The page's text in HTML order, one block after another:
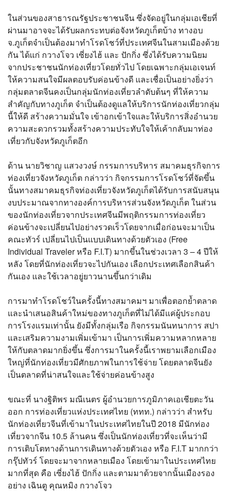
ในส่วนของสาธารณรัฐประชาชนจีน ซึ่งจัดอยู่ในกลุ่มเอเชียที่
ผ่านมาอาจจะได้รับผลกระทบต่อจังหวัดภูเก็ตบ้าง ทางอบ
จ.ภูเก็ตจำเป็นต้องมาทำโรดโชว์ที่ประเทศจีนในสามเมืองด้วย
กัน ได้แก่ กวางโจว เซี่ยงไฮ้ และ ปักกิ่ง ซึ่งได้รับความนิยม
จากประชาชนนักท่องเที่ยวโดยทั่วไป โดยเฉพาะกลุ่มเอเจนท์
ให้ความสนใจมีผลตอบรับค่อนข้างดี และเชื่อเป็นอย่างยิ่งว่า
กลุ่มตลาดจีนคงเป็นกลุ่มนักท่องเที่ยวลำดับต้นๆ ที่ให้ความ
สำคัญกับทางภูเก็ต จำเป็นต้องดูแลให้บริการนักท่องเที่ยวกลุ่ม
นี้ให้ดี สร้างความมั่นใจ เข้าอกเข้าใจและให้บริการสิ่งอำนวย
ความสะดวกรวมทั้งสร้างความประทับใจให้เค้ากลับมาท่อง
เที่ยวกับจังหวัดภูเก็ตอีก
ด้าน นายวิชาญ แสวงวงษ์ กรรมการบริหาร สมาคมธุรกิจการ
ท่องเที่ยวจังหวัดภูเก็ต กล่าวว่า กิจกรรมการโรดโชว์ที่จัดขึ้น
นั้นทางสมาคมธุรกิจท่องเที่ยวจังหวัดภูเก็ตได้รับการสนับสนุน
งบประมาณจากทางองค์การบริหารส่วนจังหวัดภูเก็ต ในส่วน
ของนักท่องเที่ยวจากประเทศจีนมีพฤติกรรมการท่องเที่ยว
ค่อนข้างจะเปลี่ยนไปอย่างรวดเร็วโดยจากเมื่อก่อนจะมาเป็น
คณะทัวร์ เปลี่ยนไปเป็นแบบเดินทางด้วยตัวเอง (Free
Individual Traveler หรือ F.I.T) มากขึ้นในช่วงเวลา 3 – 4 ปีให้
หลัง โดยที่นักท่องเที่ยวจะไปกันเอง เลือกประเทศเลือกสินค้า
กันเอง และใช้เวลาอยู่ยาวนานขึ้นกว่าเดิม
การมาทำโรดโชว์ในครั้งนี้ทางสมาคมฯ มาเพื่อตอกย้ำตลาด
และนำเสนอสินค้าใหม่ของทางภูเก็ตที่ไม่ได้มีแค่ผู้ประกอบ
การโรงแรมเท่านั้น ยังมีทั้งกลุ่มเรือ กิจกรรมนันทนาการ สปา
และเสริมความงามเพิ่มเข้ามา เป็นการเพิ่มความหลากหลาย
ให้กับตลาดมากยิ่งขึ้น ซึ่งการมาในครั้งนี้เราพยามเลือกเมือง
ใหญ่ที่นักท่องเที่ยวมีศักยภาพในการใช้จ่าย โดยตลาดจีนยัง
เป็นตลาดที่น่าสนใจและใช้จ่ายค่อนข้างสูง
ขณะที่ นางฐิติพร มณีเนตร ผู้อำนวยการภูมิภาคเอเชียตะวัน
ออก การท่องเที่ยวแห่งประเทศไทย (ททท.) กล่าวว่า สำหรับ
นักท่องเที่ยวจีนที่เข้ามาในประเทศไทยในปี 2018 มีนักท่อง
เที่ยวจากจีน 10.5 ล้านคน ซึ่งเป็นนักท่องเที่ยวที่จะเห็นว่ามี
การเติบโตทางด้านการเดินทางด้วยตัวเอง หรือ F.I.T มากกว่า
กรุ๊ปทัวร์ โดยจะมาจากหลายเมือง โดยเข้ามาในประเทศไทย
มากที่สุด คือ เซี่ยงไฮ้ ปักกิ่ง และตามมาด้วยจากนั้นเมืองรอง
อย่าง เฉินตู คุณหมิง กวางโจว